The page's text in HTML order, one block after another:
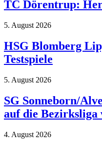
TC Dörentrup:
5. August 2026
HSG Blomberg
Testspiele
5. August 2026
SG Sonneborn/
auf die Bezirksliga
4. August 2026